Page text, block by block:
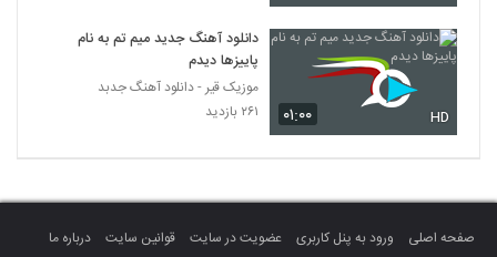
۱۸۵ بازدید
دانلود آهنگ تحمل کن از آریا فرهادی
دانلود آهنگ هارای بند کیمده اولار
علی عزیزی آهنگ ادامه
۰۱:۰۰ HD
دانلود آهنگ جدید میم تم به نام
پاییزها دیدم
موزیک قیر - دانلود آهنگ جدبد
۲۶۱ بازدید
صفحه اصلی ورود به پنل کاربری عضویت در سایت قوانین سایت
درباره ما